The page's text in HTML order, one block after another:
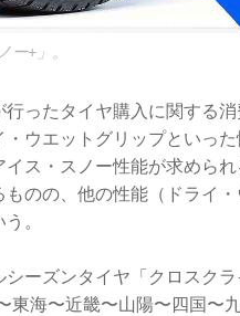
+」。
ったタイヤ購入に関する
ウエットグリップといっ
ス・スノー性能が求めら
のの、他の性能（ドライ
。
ーズンタイヤ「クロスクラ
海〜近畿〜山陽〜四国〜